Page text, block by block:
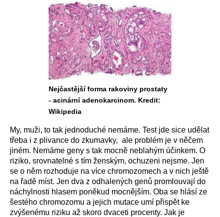
Nejčastější forma rakoviny prostaty
- acinární adenokarcinom. Kredit:
Wikipedia
My, muži, to tak jednoduché nemáme. Test jde sice udělat
třeba i z plivance do zkumavky, ale problém je v něčem
jiném. Nemáme geny s tak mocně neblahým účinkem. O
riziko, srovnatelné s tím ženským, ochuzeni nejsme. Jen
se o něm rozhoduje na více chromozomech a v nich ještě
na řadě míst. Jen dva z odhalených genů promlouvají do
náchylnosti hlasem poněkud mocnějším. Oba se hlásí ze
šestého chromozomu a jejich mutace umí přispět ke
zvýšenému riziku až skoro dvaceti procenty. Jak je